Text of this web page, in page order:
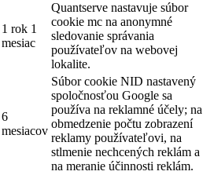
1 rok 1
mesiac
Quantserve nastavuje súbor
cookie mc na anonymné
sledovanie správania
používateľov na webovej
lokalite.
6
mesiacov
Súbor cookie NID nastavený
spoločnosťou Google sa
používa na reklamné účely; na
obmedzenie počtu zobrazení
reklamy používateľovi, na
stlmenie nechcených reklám a
na meranie účinnosti reklám.